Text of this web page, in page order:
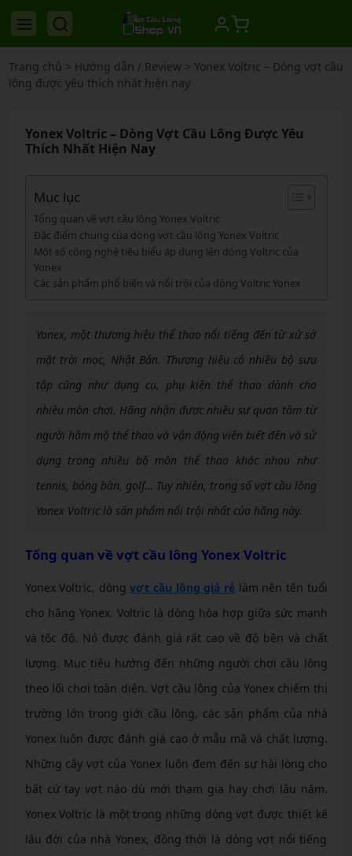
Trang chủ > Hướng dẫn / Review> Yonex Voltric – Dòng vợt cầu
lông được yêu thích nhất hiện nay
Yonex Voltric – Dòng Vợt Cầu Lông Được Yêu
Thích Nhất Hiện Nay
Mục lục
Tổng quan về vợt cầu lông Yonex Voltric
Đặc điểm chung của dòng vợt cầu lông Yonex Voltric
Một số công nghệ tiêu biểu áp dụng lên dòng Voltric của
Yonex
Các sản phẩm phổ biến và nổi trội của dòng Voltric Yonex
Yonex, một thương hiệu thể thao nổi tiếng đến từ xứ sở
mặt trời mọc, Nhật Bản. Thương hiệu có nhiều bộ sưu
tập cũng như dụng cụ, phụ kiện thể thao dành cho
nhiều môn chơi. Hãng nhận được nhiều sự quan tâm từ
người hâm mộ thể thao và vận động viên biết đến và sử
dụng trong nhiều bộ môn thể thao khác nhau như
tennis, bóng bàn, golf… Tuy nhiên, trong số vợt cầu lông
Yonex Voltric là sản phẩm nổi trội nhất của hãng này.
Tổng quan về vợt cầu lông Yonex Voltric
Yonex Voltric, dòngvợt cầu lông giá rẻlàm nên tên tuổi
cho hãng Yonex. Voltric là dòng hòa hợp giữa sức mạnh
và tốc độ. Nó được đánh giá rất cao về độ bền và chất
lượng. Mục tiêu hướng đến những người chơi cầu lông
theo lối chơi toàn diện. Vợt cầu lông của Yonex chiếm thị
trường lớn trong giới cầu lông, các sản phẩm của nhà
Yonex luôn được đánh giá cao ở mẫu mã và chất lượng.
Những cây vợt của Yonex luôn đem đến sự hài lòng cho
bất cứ tay vợt nào dù mới tham gia hay chơi lâu năm.
Yonex Voltric là một trong những dòng vợt được thiết kế
lâu đời của nhà Yonex, đồng thời là dòng vợt nổi tiếng